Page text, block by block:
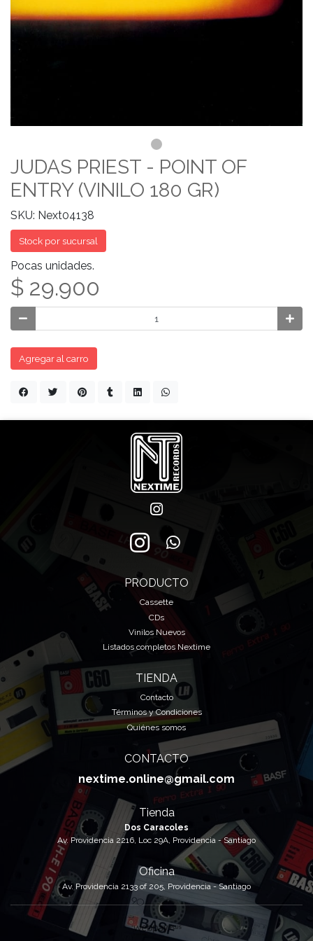
JUDAS PRIEST - POINT OF
ENTRY (VINILO 180 GR)
SKU: Next04138
Stock por sucursal
Pocas unidades.
$ 29.900
Agregar al carro
PRODUCTO
Cassette
CDs
Vinilos Nuevos
Listados completos Nextime
TIENDA
Contacto
Términos y Condiciones
Quiénes somos
CONTACTO
nextime.online@gmail.com
Tienda
Dos Caracoles
Av. Providencia 2216, Loc 29A, Providencia - Santiago
Oficina
Av. Providencia 2133 of 205, Providencia - Santiago